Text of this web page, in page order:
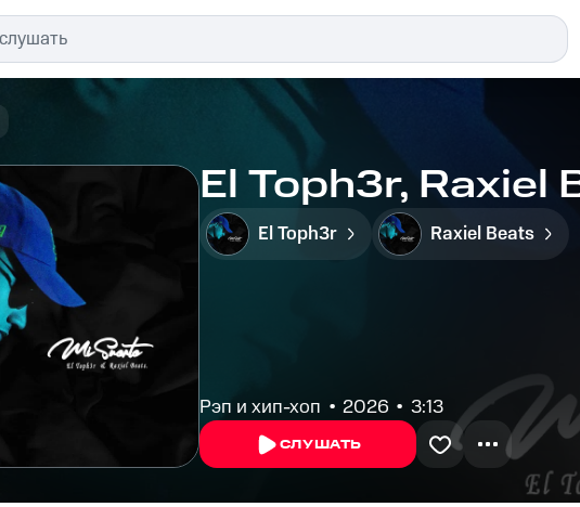
El Toph3r, Raxiel
El Toph3r Raxiel Beats
Рэп и хип-хоп 2026 3:13
СЛУШАТЬ